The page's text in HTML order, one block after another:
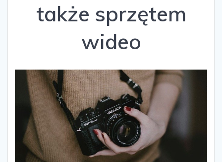
także sprzętem
wideo